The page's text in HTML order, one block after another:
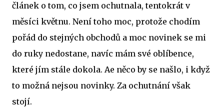
článek o tom, co jsem ochutnala, tentokrát v
měsíci květnu. Není toho moc, protože chodím
pořád do stejných obchodů a moc novinek se mi
do ruky nedostane, navíc mám své oblíbence,
které jím stále dokola. Ae něco by se našlo, i když
to možná nejsou novinky. Za ochutnání však
stojí.